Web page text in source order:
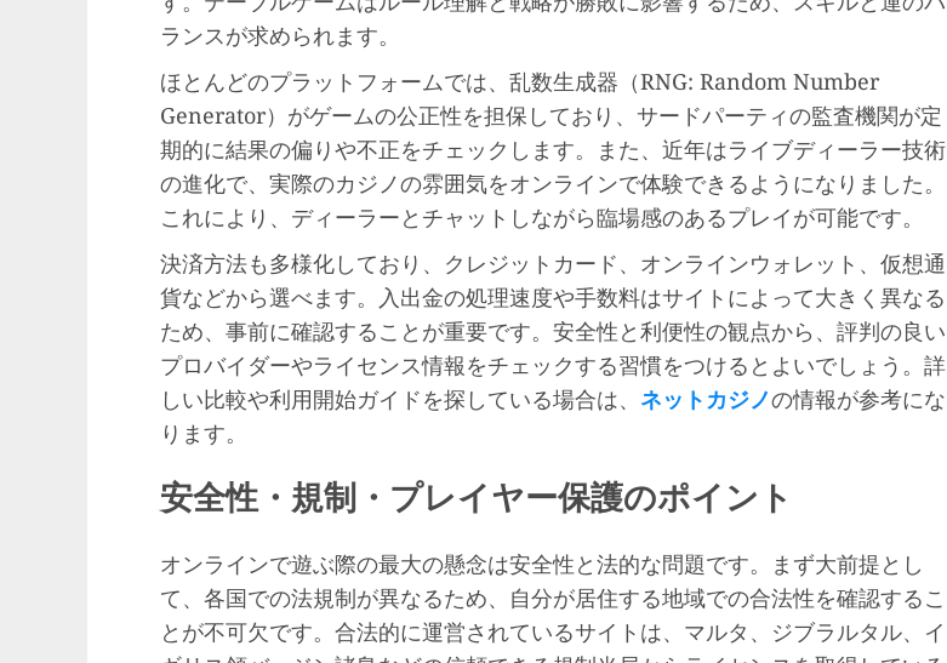
ランスが求められます。
ほとんどのプラットフォームでは、乱数生成器（RNG: Random Number
Generator）がゲームの公正性を担保しており、サードパーティの監査機関が定
期的に結果の偏りや不正をチェックします。また、近年はライブディーラー技術
の進化で、実際のカジノの雰囲気をオンラインで体験できるようになりました。
これにより、ディーラーとチャットしながら臨場感のあるプレイが可能です。
決済方法も多様化しており、クレジットカード、オンラインウォレット、仮想通
貨などから選べます。入出金の処理速度や手数料はサイトによって大きく異なる
ため、事前に確認することが重要です。安全性と利便性の観点から、評判の良い
プロバイダーやライセンス情報をチェックする習慣をつけるとよいでしょう。詳
しい比較や利用開始ガイドを探している場合は、 ネットカジノの情報が参考にな
ります。
安全性・規制・プレイヤー保護のポイント
オンラインで遊ぶ際の最大の懸念は安全性と法的な問題です。まず大前提とし
て、各国での法規制が異なるため、自分が居住する地域での合法性を確認するこ
とが不可欠です。合法的に運営されているサイトは、マルタ、ジブラルタル、イ